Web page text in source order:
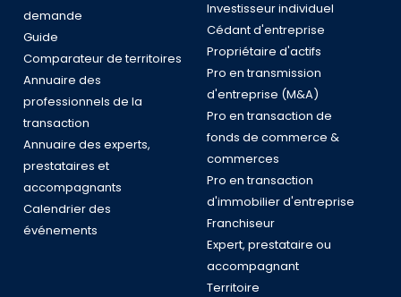
demande
Guide
Comparateur de territoires
Annuaire des
professionnels de la
transaction
Annuaire des experts,
prestataires et
accompagnants
Calendrier des
événements
Investisseur individuel
Cédant d'entreprise
Propriétaire d'actifs
Pro en transmission
d'entreprise (M&A)
Pro en transaction de
fonds de commerce &
commerces
Pro en transaction
d'immobilier d'entreprise
Franchiseur
Expert, prestataire ou
accompagnant
Territoire